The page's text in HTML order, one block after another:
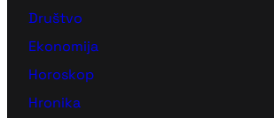
Društvo
Ekonomija
Horoskop
Hronika